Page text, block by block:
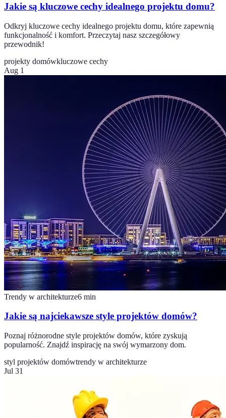
Jakie są kluczowe cechy idealnego projektu domu?
Odkryj kluczowe cechy idealnego projektu domu, które zapewnią
funkcjonalność i komfort. Przeczytaj nasz szczegółowy
przewodnik!
projekty domówkluczowe cechy
Aug 1
Trendy w architekturze6 min
Jakie są najciekawsze style projektów domów?
Poznaj różnorodne style projektów domów, które zyskują
popularność. Znajdź inspirację na swój wymarzony dom.
styl projektów domówtrendy w architekturze
Jul 31